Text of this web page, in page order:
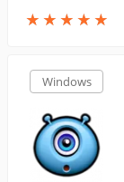
★ ★ ★ ★ ★
★ ★ ★ ★ ★
Windows